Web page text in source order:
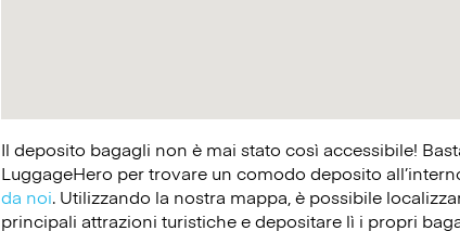
Il deposito bagagli non è mai stato così accessibile!
LuggageHero per trovare un comodo deposito
da noi. Utilizzando la nostra mappa, è possibile
principali attrazioni turistiche e depositare lì i propri